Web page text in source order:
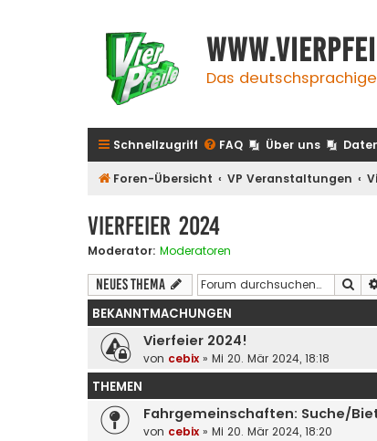
Das
Schnellzugriff FAQ Über uns
Foren-Übersicht VP Veranstaltungen
Vierfeier 2024
Moderator: Moderatoren
Neues Thema
BEKANNTMACHUNGEN
Vierfeier 2024!
von cebix » Mi 20. Mär 2024, 18:18
THEMEN
Fahrgemeinschaften: Suche/
von cebix » Mi 20. Mär 2024, 18:20